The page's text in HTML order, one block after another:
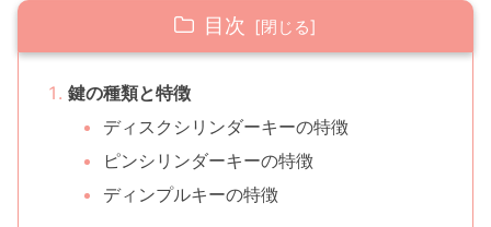
目次
鍵の種類と特徴
ディスクシリンダーキーの特徴
ピンシリンダーキーの特徴
ディンプルキーの特徴